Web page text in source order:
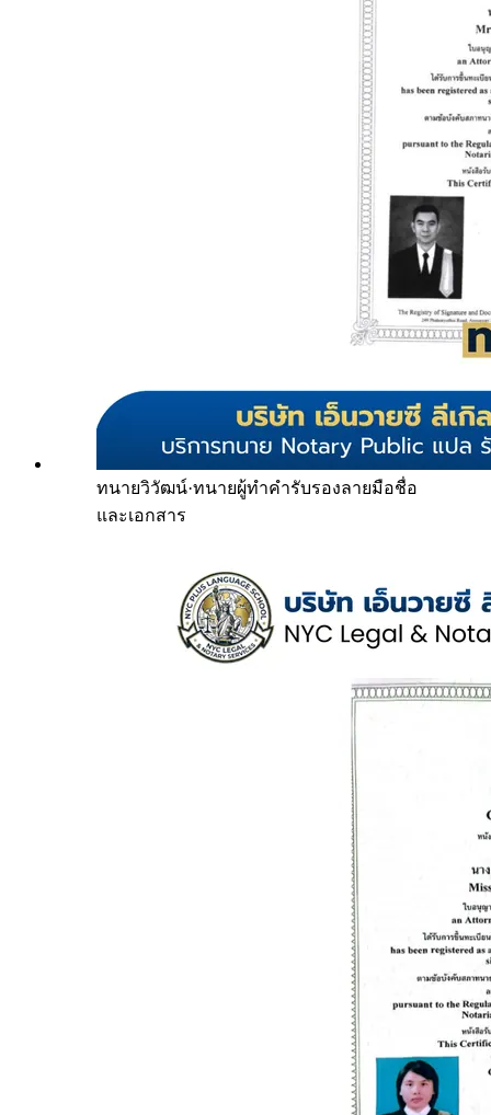
ทนายวิวัฒน์·ทนายผู้ทำคำรับรองลายมือชื่อ
และเอกสาร